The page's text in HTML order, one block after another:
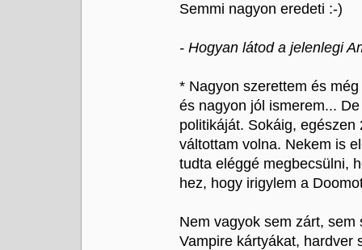
Semmi nagyon eredeti :-)
- Hogyan látod a jelenlegi
* Nagyon szerettem és
és nagyon jól ismerem...
politikáját. Sokáig,
váltottam volna. Nekem is
tudta eléggé megbecsülni,
hez, hogy irigylem a
Nem vagyok sem zárt,
Vampire kártyákat, hardver